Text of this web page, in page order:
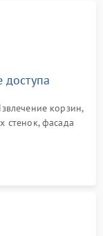
корзин,
стенок, фасада
помпе.